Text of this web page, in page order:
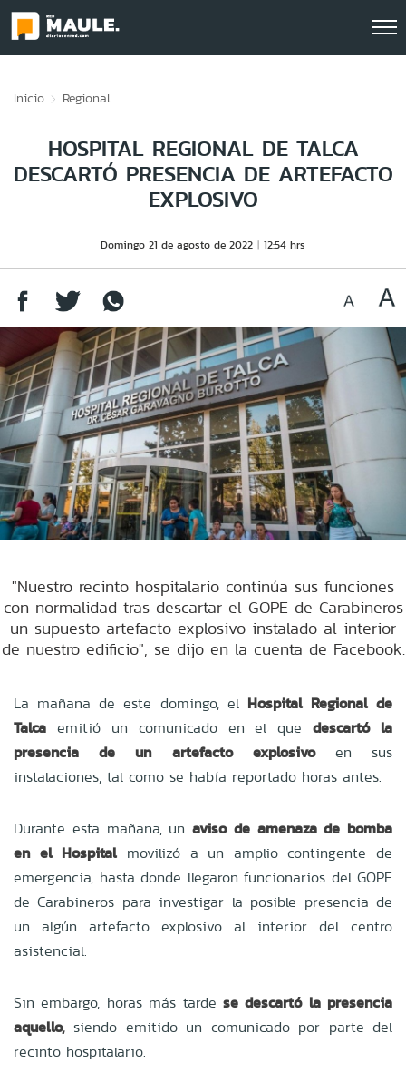
Inicio Regional
HOSPITAL REGIONAL DE TALCA
DESCARTÓ PRESENCIA DE ARTEFACTO
EXPLOSIVO
Domingo 21 de agosto de 2022 12:54 hrs
"Nuestro recinto hospitalario continúa sus funciones
con normalidad tras descartar el GOPE de Carabineros
un supuesto artefacto explosivo instalado al interior
de nuestro edificio", se dijo en la cuenta de Facebook.
La mañana de este domingo, el Hospital Regional de
Talca emitió un comunicado en el que descartó la
presencia de un artefacto explosivo
en sus
instalaciones, tal como se había reportado horas antes.
Durante esta mañana, un aviso de amenaza de bomba
en el Hospital movilizó a un amplio contingente de
emergencia, hasta donde llegaron funcionarios del GOPE
de Carabineros para investigar la posible presencia de
un algún artefacto explosivo al interior del centro
asistencial.
Sin embargo, horas más tarde se descartó la presencia
aquello, siendo emitido un comunicado por parte del
recinto hospitalario.